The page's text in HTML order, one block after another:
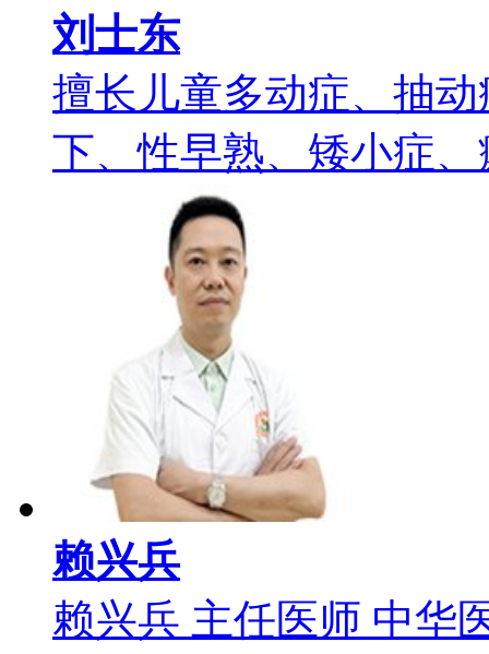
刘士东
擅长儿童多动症、抽
下、性早熟、矮小症、
赖兴兵
赖兴兵 主任医师 中华